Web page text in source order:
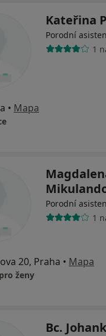
Kateřina
Porodní
1
• Mapa
Porodní
1
20, Praha • Mapa
ženy
Bc.